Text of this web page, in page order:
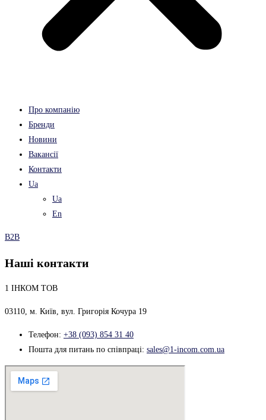
Про компанію
Бренди
Новини
Вакансії
Контакти
Ua
Ua
En
B2B
Наші контакти
1 ІНКОМ ТОВ
03110, м. Київ, вул. Григорія Кочура 19
Телефон: +38 (093) 854 31 40
Пошта для питань по співпраці: sales@1-incom.com.ua